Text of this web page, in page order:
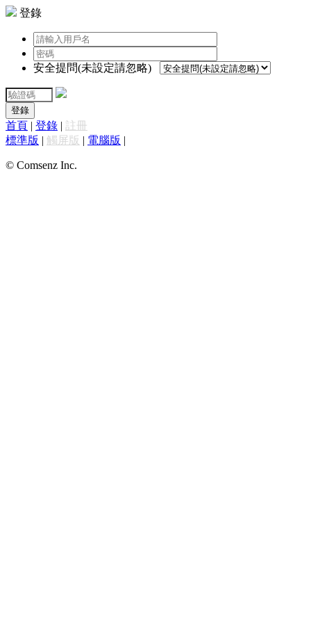
登錄
安全提問(未設定請忽略)
登錄
首頁 | 登錄 | 註冊
標準版 | 觸屏版 | 電腦版 |
© Comsenz Inc.